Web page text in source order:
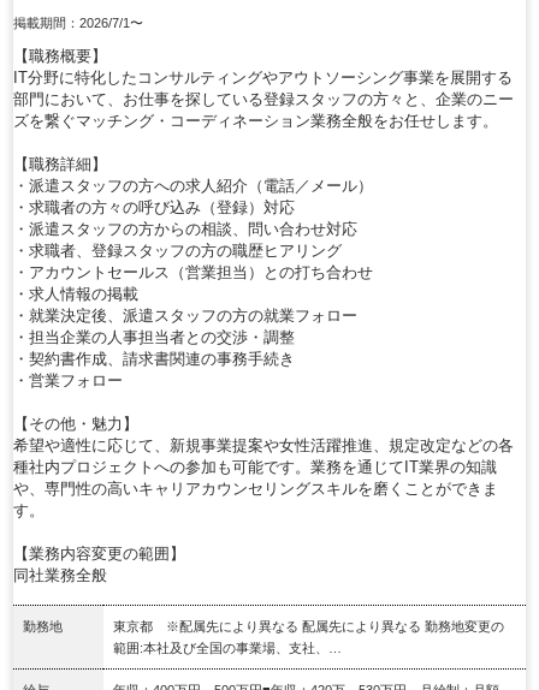
掲載期間：2026/7/1〜
【職務概要】
IT分野に特化したコンサルティングやアウトソーシング事業を展開する
部門において、お仕事を探している登録スタッフの方々と、企業のニー
ズを繋ぐマッチング・コーディネーション業務全般をお任せします。
【職務詳細】
・派遣スタッフの方への求人紹介（電話／メール）
・求職者の方々の呼び込み（登録）対応
・派遣スタッフの方からの相談、問い合わせ対応
・求職者、登録スタッフの方の職歴ヒアリング
・アカウントセールス（営業担当）との打ち合わせ
・求人情報の掲載
・就業決定後、派遣スタッフの方の就業フォロー
・担当企業の人事担当者との交渉・調整
・契約書作成、請求書関連の事務手続き
・営業フォロー
【その他・魅力】
希望や適性に応じて、新規事業提案や女性活躍推進、規定改定などの各
種社内プロジェクトへの参加も可能です。業務を通じてIT業界の知識
や、専門性の高いキャリアカウンセリングスキルを磨くことができま
す。
【業務内容変更の範囲】
同社業務全般
勤務地
東京都 ※配属先により異なる 配属先により異なる 勤務地変更の
範囲:本社及び全国の事業場、支社、…